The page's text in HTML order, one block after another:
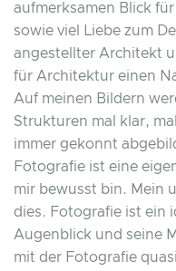
aufmerksamen Blick
sowie viel Liebe zum
angestellter Architekt
für Architektur einen
Auf meinen Bildern
Strukturen mal klar,
immer gekonnt
Fotografie ist eine
mir bewusst bin. Mein
dies. Fotografie ist ein
Augenblick und seine
mit der Fotografie